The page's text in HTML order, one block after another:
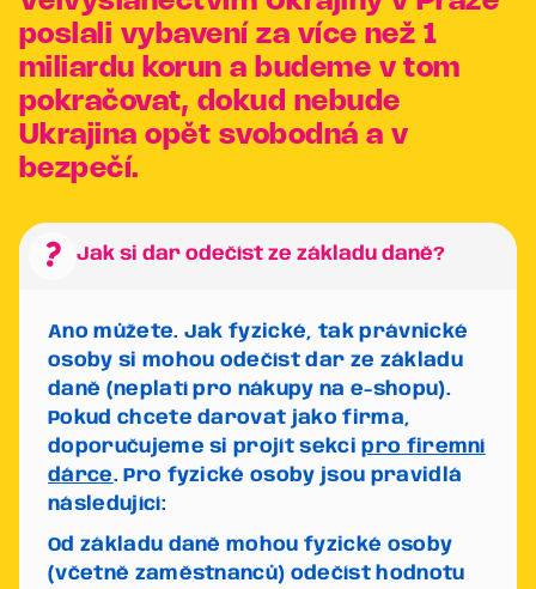
poslali vybavení za více než 1
miliardu korun a budeme v tom
pokračovat, dokud nebude
Ukrajina opět svobodná a v
bezpečí.
question_mark Jak si dar odečíst ze základu daně?
Ano můžete. Jak fyzické, tak právnické
osoby si mohou odečíst dar ze základu
daně (neplatí pro nákupy na e-shopu).
Pokud chcete darovat jako firma,
doporučujeme si projít sekcipro firemní
dárce. Pro fyzické osoby jsou pravidlá
následující:
Od základu daně mohou fyzické osoby
(včetně zaměstnanců) odečíst hodnotu